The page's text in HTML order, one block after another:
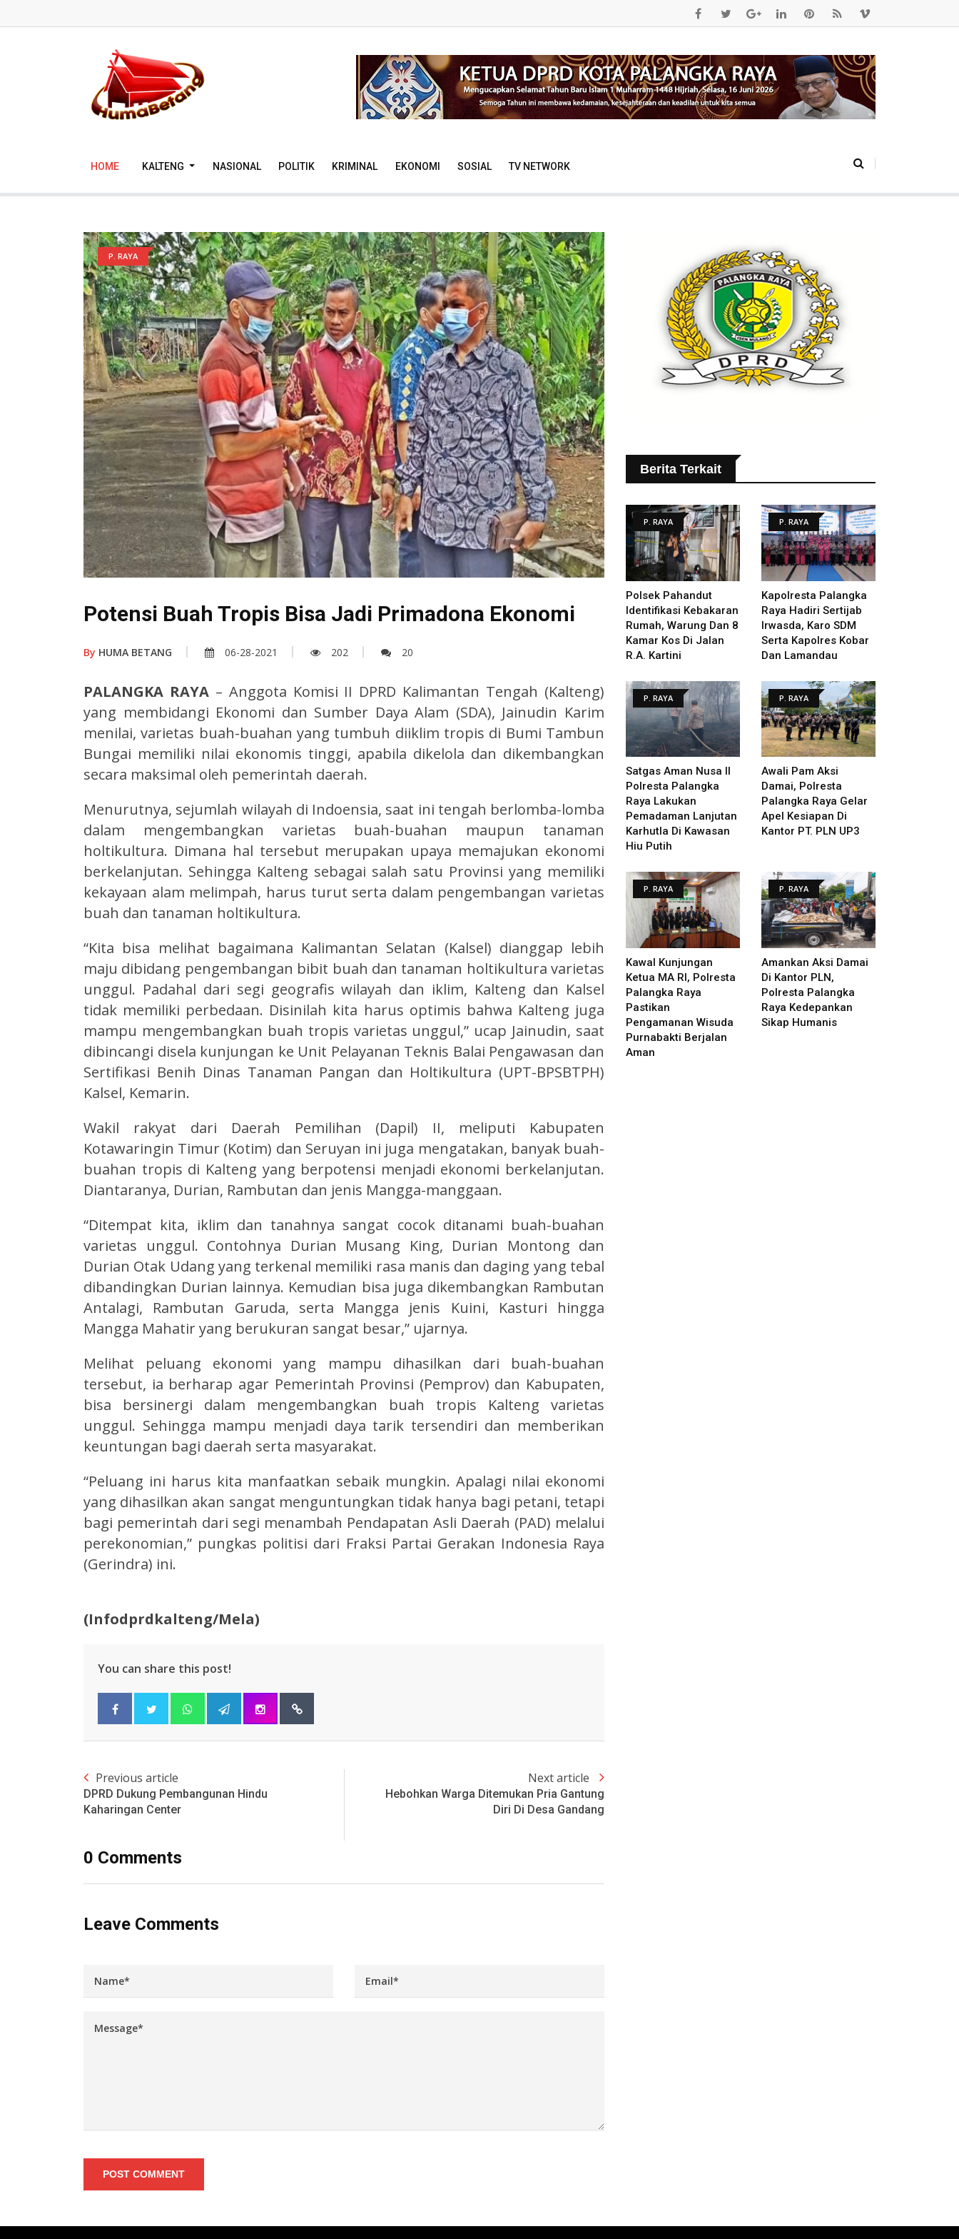
HOME KALTENG NASIONAL POLITIK KRIMINAL EKONOMI SOSIAL TV NETWORK
P. RAYA
Potensi Buah Tropis Bisa Jadi Primadona Ekonomi
By HUMA BETANG 06-28-2021 202 20
PALANGKA RAYA– Anggota Komisi II DPRD Kalimantan Tengah (Kalteng)
yang membidangi Ekonomi dan Sumber Daya Alam (SDA), Jainudin Karim
menilai, varietas buah-buahan yang tumbuh diiklim tropis di Bumi Tambun
Bungai memiliki nilai ekonomis tinggi, apabila dikelola dan dikembangkan
secara maksimal oleh pemerintah daerah.
Menurutnya, sejumlah wilayah di Indoensia, saat ini tengah berlomba-lomba
dalam mengembangkan varietas buah-buahan maupun tanaman
holtikultura. Dimana hal tersebut merupakan upaya memajukan ekonomi
berkelanjutan. Sehingga Kalteng sebagai salah satu Provinsi yang memiliki
kekayaan alam melimpah, harus turut serta dalam pengembangan varietas
buah dan tanaman holtikultura.
“Kita bisa melihat bagaimana Kalimantan Selatan (Kalsel) dianggap lebih
maju dibidang pengembangan bibit buah dan tanaman holtikultura varietas
unggul. Padahal dari segi geografis wilayah dan iklim, Kalteng dan Kalsel
tidak memiliki perbedaan. Disinilah kita harus optimis bahwa Kalteng juga
mampu mengembangkan buah tropis varietas unggul,” ucap Jainudin, saat
dibincangi disela kunjungan ke Unit Pelayanan Teknis Balai Pengawasan dan
Sertifikasi Benih Dinas Tanaman Pangan dan Holtikultura (UPT-BPSBTPH)
Kalsel, Kemarin.
Wakil rakyat dari Daerah Pemilihan (Dapil) II, meliputi Kabupaten
Kotawaringin Timur (Kotim) dan Seruyan ini juga mengatakan, banyak buah-
buahan tropis di Kalteng yang berpotensi menjadi ekonomi berkelanjutan.
Diantaranya, Durian, Rambutan dan jenis Mangga-manggaan.
“Ditempat kita, iklim dan tanahnya sangat cocok ditanami buah-buahan
varietas unggul. Contohnya Durian Musang King, Durian Montong dan
Durian Otak Udang yang terkenal memiliki rasa manis dan daging yang tebal
dibandingkan Durian lainnya. Kemudian bisa juga dikembangkan Rambutan
Antalagi, Rambutan Garuda, serta Mangga jenis Kuini, Kasturi hingga
Mangga Mahatir yang berukuran sangat besar,” ujarnya.
Melihat peluang ekonomi yang mampu dihasilkan dari buah-buahan
tersebut, ia berharap agar Pemerintah Provinsi (Pemprov) dan Kabupaten,
bisa bersinergi dalam mengembangkan buah tropis Kalteng varietas
unggul. Sehingga mampu menjadi daya tarik tersendiri dan memberikan
keuntungan bagi daerah serta masyarakat.
“Peluang ini harus kita manfaatkan sebaik mungkin. Apalagi nilai ekonomi
yang dihasilkan akan sangat menguntungkan tidak hanya bagi petani, tetapi
bagi pemerintah dari segi menambah Pendapatan Asli Daerah (PAD) melalui
perekonomian,” pungkas politisi dari Fraksi Partai Gerakan Indonesia Raya
(Gerindra) ini.
(Infodprdkalteng/Mela)
You can share this post!
Previous article
DPRD Dukung Pembangunan Hindu
Kaharingan Center
Next article
Hebohkan Warga Ditemukan Pria Gantung
Diri Di Desa Gandang
0 Comments
Leave Comments
POST COMMENT
Berita Terkait
P. RAYA
Polsek Pahandut
Identifikasi Kebakaran
Rumah, Warung Dan 8
Kamar Kos Di Jalan
R.A. Kartini
P. RAYA
Kapolresta Palangka
Raya Hadiri Sertijab
Irwasda, Karo SDM
Serta Kapolres Kobar
Dan Lamandau
P. RAYA
Satgas Aman Nusa II
Polresta Palangka
Raya Lakukan
Pemadaman Lanjutan
Karhutla Di Kawasan
Hiu Putih
P. RAYA
Awali Pam Aksi
Damai, Polresta
Palangka Raya Gelar
Apel Kesiapan Di
Kantor PT. PLN UP3
P. RAYA
Kawal Kunjungan
Ketua MA RI, Polresta
Palangka Raya
Pastikan
Pengamanan Wisuda
Purnabakti Berjalan
Aman
P. RAYA
Amankan Aksi Damai
Di Kantor PLN,
Polresta Palangka
Raya Kedepankan
Sikap Humanis